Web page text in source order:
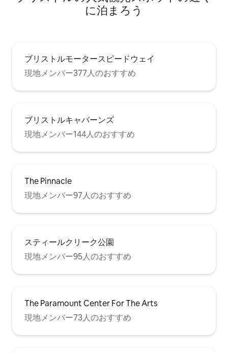
に泊まろう
ブリストルモータースピードウェイ
現地メンバー377人のおすすめ
ブリストルキャバーンズ
現地メンバー144人のおすすめ
The Pinnacle
現地メンバー97人のおすすめ
スティールクリーク公園
現地メンバー95人のおすすめ
The Paramount Center For The Arts
現地メンバー73人のおすすめ